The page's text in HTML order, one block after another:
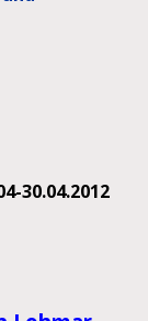
30.04.2012